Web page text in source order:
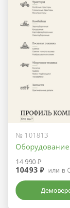
№ 101813
Оборудование
14 990 ₽
10493 ₽ или в